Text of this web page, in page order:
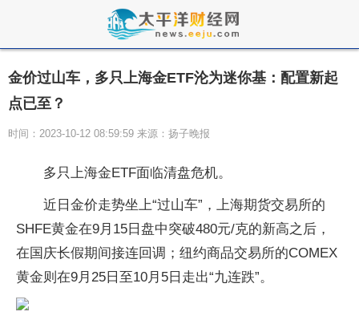
金价过山车，多只上海金ETF沦为迷你基：配置新起
点已至？
时间：2023-10-12 08:59:59 来源：扬子晚报
多只上海金ETF面临清盘危机。
近日金价走势坐上“过山车”，上海期货交易所的
SHFE黄金在9月15日盘中突破480元/克的新高之后，
在国庆长假期间接连回调；纽约商品交易所的COMEX
黄金则在9月25日至10月5日走出“九连跌”。